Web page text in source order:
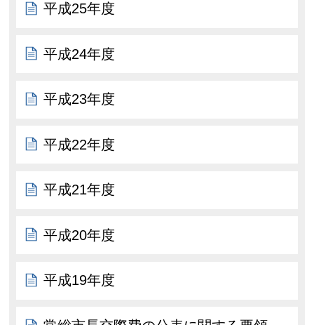
平成25年度
平成24年度
平成23年度
平成22年度
平成21年度
平成20年度
平成19年度